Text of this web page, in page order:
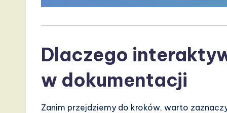
w
Dlaczego
w dokumentacji
Zanim przejdziemy do kroków, warto